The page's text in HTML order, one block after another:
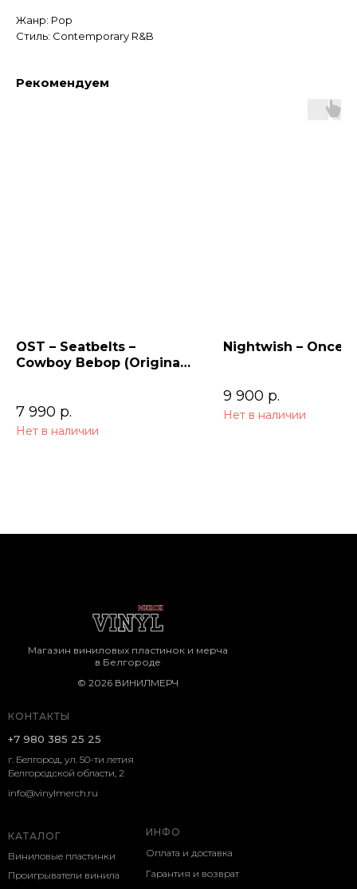
Жанр: Pop
Стиль: Contemporary R&B
Рекомендуем
OST – Seatbelts –
Cowboy Bebop (Original
7 990 р.
Нет в наличии
Nightwish – Once
9 900 р.
Нет в наличии
КОНТАКТЫ
г. Белгород, ул. 50-ти летия
Белгородской области, 2
КАТАЛОГ
Виниловые пластинки
ИНФО
Оплата и доставка
+7 980 385 25 25
Магазин виниловых пластинок и мерча
в Белгороде
Проигрыватели винила Гарантия и возврат
© 2026 ВИНИЛМЕРЧ
info@vinylmerch.ru